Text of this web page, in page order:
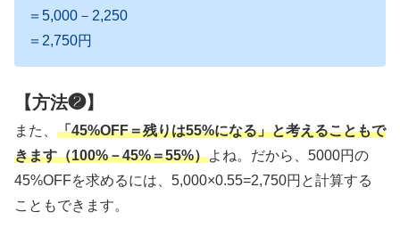
＝5,000－2,250
＝2,750円
【方法❷】
また、 「45%OFF＝残りは55%になる」と考えることもで
きます（100%－45%＝55%）よね。だから、5000円の
45%OFFを求めるには、5,000×0.55=2,750円と計算する
こともできます。